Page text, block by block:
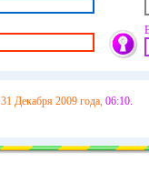
31 Декабря 2009 года, 06:10.